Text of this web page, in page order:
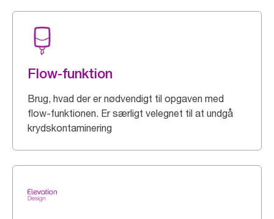
Flow-funktion
Brug, hvad der er nødvendigt til opgaven med
flow-funktionen. Er særligt velegnet til at undgå
krydskontaminering